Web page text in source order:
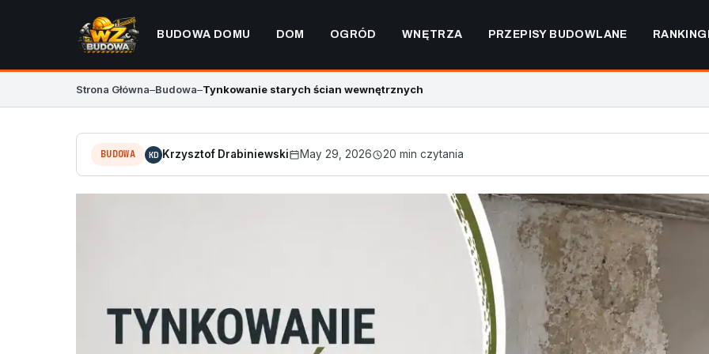
BUDOWA DOMU DOM OGRÓD WNĘTRZA PRZEPISY BUDOWLANE
Strona Główna–Budowa–Tynkowanie starych ścian wewnętrznych
BUDOWA KD Krzysztof Drabiniewski May 29, 2026 20 min czytania